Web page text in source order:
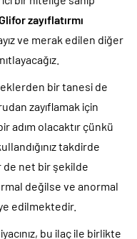
zayıflatırmı
ve merak edilen diğer
bir tanesi de
zayıflamak için
adım olacaktır çünkü
takdirde
de net bir şekilde
değilse ve anormal
edilmektedir.
bu ilaç ile birlikte